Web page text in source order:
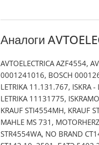
Аналоги
AVTOELECTRICA AZF4554,
0001241016, BOSCH
LETRIKA 11.131.767, ISKRA -
LETRIKA 11131775,
KRAUF STI4554MH, KRAUF
MAHLE MS 731,
STR4554WA, NO BRAND